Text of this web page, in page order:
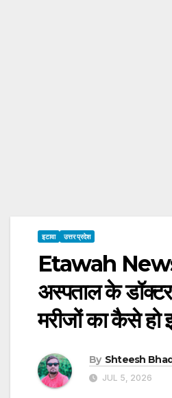
इटावा उत्तर प्रदेश
Etawah
अस्पताल के डॉक्टर
मरीजों का कैसे हो
By Shteesh
JUL 5, 2026